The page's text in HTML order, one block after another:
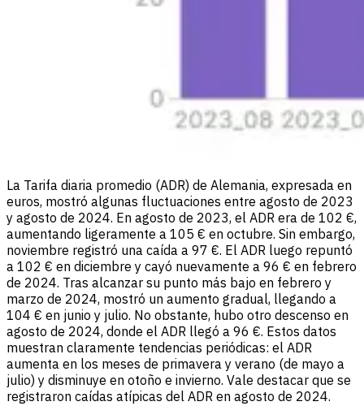
La Tarifa diaria promedio (ADR) de Alemania, expresada en
euros, mostró algunas fluctuaciones entre agosto de 2023
y agosto de 2024. En agosto de 2023, el ADR era de 102 €,
aumentando ligeramente a 105 € en octubre. Sin embargo,
noviembre registró una caída a 97 €. El ADR luego repuntó
a 102 € en diciembre y cayó nuevamente a 96 € en febrero
de 2024. Tras alcanzar su punto más bajo en febrero y
marzo de 2024, mostró un aumento gradual, llegando a
104 € en junio y julio. No obstante, hubo otro descenso en
agosto de 2024, donde el ADR llegó a 96 €. Estos datos
muestran claramente tendencias periódicas: el ADR
aumenta en los meses de primavera y verano (de mayo a
julio) y disminuye en otoño e invierno. Vale destacar que se
registraron caídas atípicas del ADR en agosto de 2024.